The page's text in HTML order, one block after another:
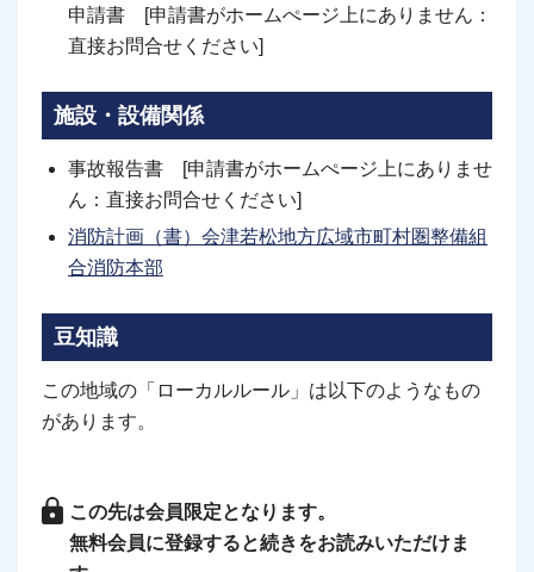
申請書 [申請書がホームぺージ上にありません：
直接お問合せください]
施設・設備関係
事故報告書 [申請書がホームぺージ上にありませ
ん：直接お問合せください]
消防計画（書）会津若松地方広域市町村圏整備組
合消防本部
豆知識
この地域の「ローカルルール」は以下のようなもの
があります。
この先は会員限定となります。
無料会員に登録すると続きをお読みいただけま